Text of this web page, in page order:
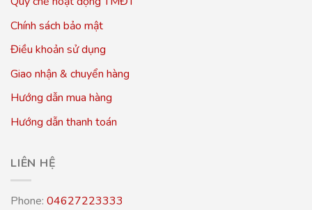
Chính sách bảo mật
Điều khoản sử dụng
Giao nhận & chuyển hàng
Hướng dẫn mua hàng
Hướng dẫn thanh toán
LIÊN HỆ
Phone: 04627223333